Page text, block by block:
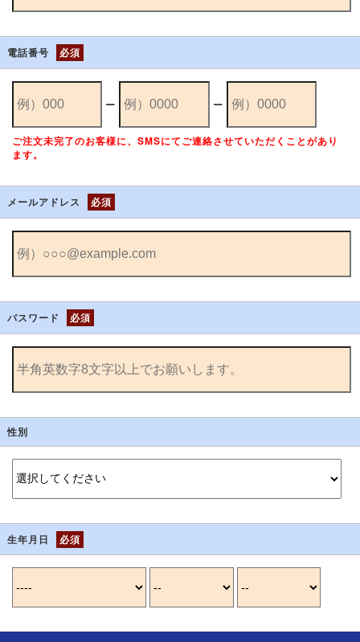
電話番号 必須
ー ー
ご注文未完了のお客様に、SMSにてご連絡させていただくことがあり
ます。
メールアドレス 必須
パスワード 必須
性別
生年月日 必須